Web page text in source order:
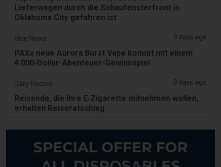
Lieferwagen durch die Schaufensterfront in
Oklahoma City gefahren ist
Vice News 3 days ago
PAXs neue Aurora Burst Vape kommt mit einem
4.000-Dollar-Abenteuer-Gewinnspiel
Daily Record 3 days ago
Reisende, die ihre E‑Zigarette mitnehmen wollen,
erhalten Reiseratschlag